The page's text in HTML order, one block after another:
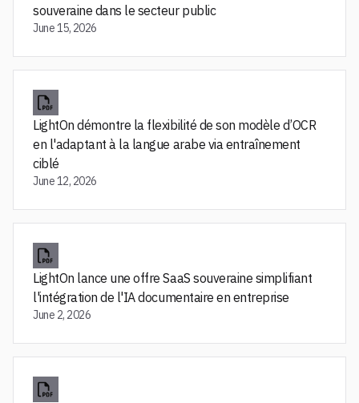
souveraine dans le secteur public
June 15, 2026
LightOn démontre la flexibilité de son modèle d’OCR
en l'adaptant à la langue arabe via entraînement
ciblé
June 12, 2026
LightOn lance une offre SaaS souveraine simplifiant
l'intégration de l'IA documentaire en entreprise
June 2, 2026